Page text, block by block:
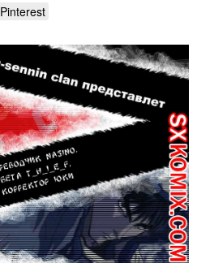
Pinterest